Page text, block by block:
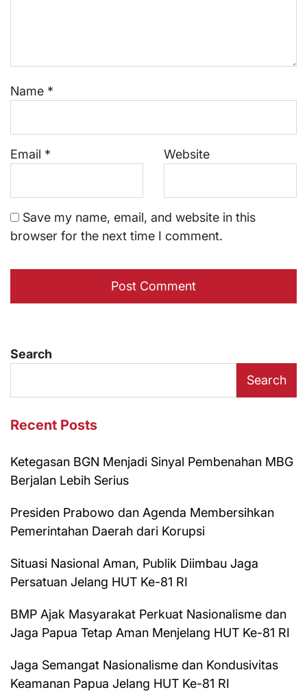
Name *
Email * Website
Save my name, email, and website in this
browser for the next time I comment.
Search
Search
Recent Posts
Ketegasan BGN Menjadi Sinyal Pembenahan MBG
Berjalan Lebih Serius
Presiden Prabowo dan Agenda Membersihkan
Pemerintahan Daerah dari Korupsi
Situasi Nasional Aman, Publik Diimbau Jaga
Persatuan Jelang HUT Ke-81 RI
BMP Ajak Masyarakat Perkuat Nasionalisme dan
Jaga Papua Tetap Aman Menjelang HUT Ke-81 RI
Jaga Semangat Nasionalisme dan Kondusivitas
Keamanan Papua Jelang HUT Ke-81 RI